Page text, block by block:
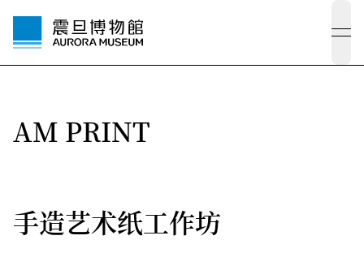
AM PRINT
手造艺术纸工作坊